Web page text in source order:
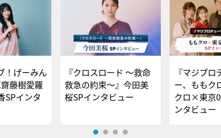
！げーみん
藤樹愛羅
SPインタ
『クロスロード ～救命
救急の約束～』今田美
桜SPインタビュー
『マジプロ
ー、ももク
クロ×東京
ンタビュー